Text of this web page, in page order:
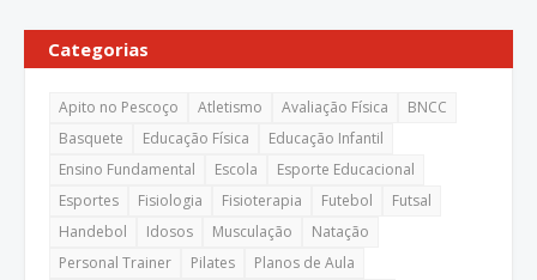
Categorias
Apito no Pescoço Atletismo Avaliação Física
BNCC
Basquete
Educação Física
Educação Infantil
Ensino Fundamental
Escola
Esporte Educacional
Esportes
Fisiologia Fisioterapia Futebol
Futsal
Handebol
Idosos Musculação
Natação
Personal Trainer
Pilates
Planos de Aula